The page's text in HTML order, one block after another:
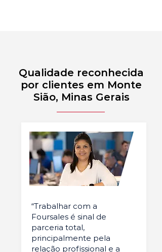
Qualidade reconhecida
por clientes em Monte
Sião, Minas Gerais
“Trabalhar com a
Foursales é sinal de
parceria total,
principalmente pela
relação profissional e a